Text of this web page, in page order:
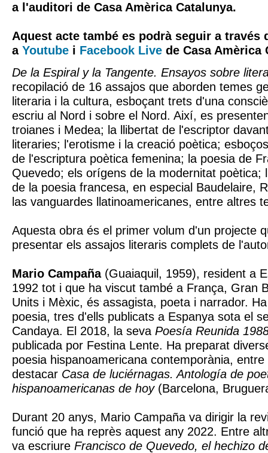
a l'auditori de Casa Amèrica Catalunya.
Aquest acte també es podrà seguir a través
a Youtube i Facebook Live de Casa Amèrica
De la Espiral y la Tangente. Ensayos sobre
recopilació de 16 assajos que aborden temes
literaria i la cultura, esboçant trets d'una
escriu al Nord i sobre el Nord. Així, es
troianes i Medea; la llibertat de l'escriptor
literaries; l'erotisme i la creació poètica;
de l'escriptura poètica femenina; la poesia de
Quevedo; els orígens de la modernitat poètica;
de la poesia francesa, en especial Baudelaire,
las vanguardes llatinoamericanes, entre altres
Aquesta obra és el primer volum d'un projecte
presentar els assajos literaris complets de
Mario Campaña(Guaiaquil, 1959), resident a
1992 tot i que ha viscut també a França, Gran
Units i Mèxic, és assagista, poeta i narrador.
poesia, tres d'ells publicats a Espanya sota el
Candaya. El 2018, la seva Poesía Reunida
publicada por Festina Lente. Ha preparat
poesia hispanoamericana contemporània,
destacar Casa de luciérnagas. Antología de
hispanoamericanas de hoy(Barcelona,
Durant 20 anys, Mario Campaña va dirigir la
funció que ha reprès aquest any 2022. Entre
va escriure Francisco de Quevedo, el hechizo